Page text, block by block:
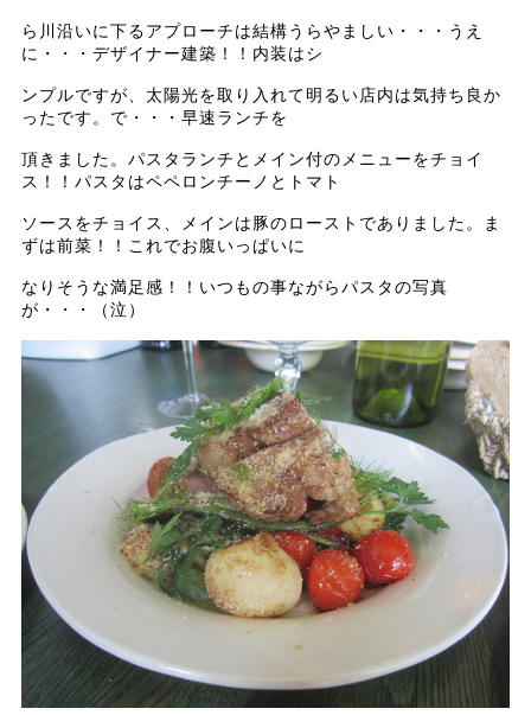
ら川沿いに下るアプローチは結構うらやましい・・・うえ
に・・・デザイナー建築！！内装はシ
ンプルですが、太陽光を取り入れて明るい店内は気持ち良か
ったです。で・・・早速ランチを
頂きました。パスタランチとメイン付のメニューをチョイ
ス！！パスタはペペロンチーノとトマト
ソースをチョイス、メインは豚のローストでありました。ま
ずは前菜！！これでお腹いっぱいに
なりそうな満足感！！いつもの事ながらパスタの写真
が・・・（泣）